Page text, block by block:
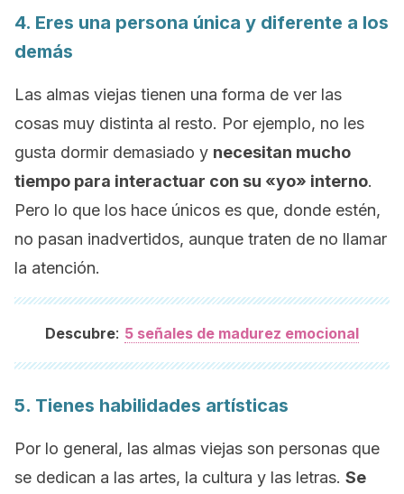
4. Eres una persona única y diferente a los
demás
Las almas viejas tienen una forma de ver las
cosas muy distinta al resto. Por ejemplo, no les
gusta dormir demasiado y necesitan mucho
tiempo para interactuar con su «yo» interno.
Pero lo que los hace únicos es que, donde estén,
no pasan inadvertidos, aunque traten de no llamar
la atención.
Descubre: 5 señales de madurez emocional
5. Tienes habilidades artísticas
Por lo general, las almas viejas son personas que
se dedican a las artes, la cultura y las letras. Se